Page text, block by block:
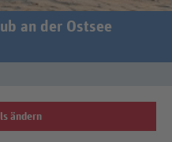
an der Ostsee
sehenswerte Hafenstädte
ändern